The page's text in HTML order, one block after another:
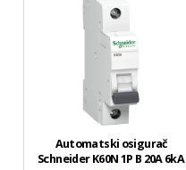
Automatski osigurač
Schneider K60N 1P B 20A 6kA